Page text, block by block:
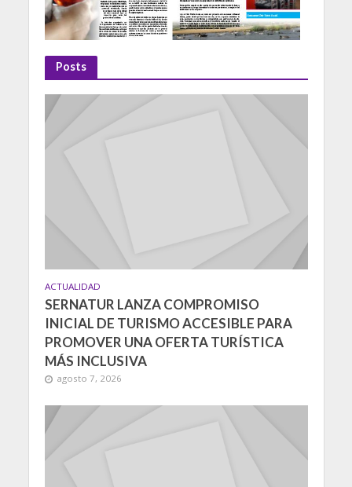
Posts
ACTUALIDAD
SERNATUR LANZA COMPROMISO
INICIAL DE TURISMO ACCESIBLE PARA
PROMOVER UNA OFERTA TURÍSTICA
MÁS INCLUSIVA
agosto 7, 2026